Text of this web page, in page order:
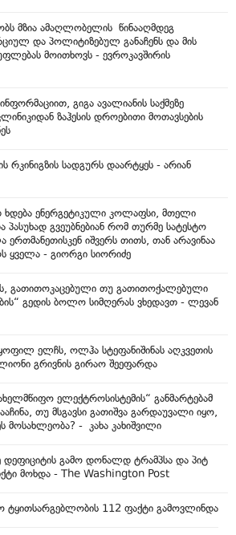
მზია ამაღლობელის წინააღმდეგ
და პოლიტიზებულ განაჩენს და მის
მოითხოვს - ევროკავშირის
გიგა ავალიანის საქმეზე
ზაჰესის დროებითი მოთავსების
რკინიგზის სადგურს დაარტყეს - არიან
ხდება ენერგეტიკული კოლაფსი, მთელი
გვეუბნებიან რომ თურმე სატესტო
ერთმანეთისკენ იშვერს თითს, თან არავინაა
ყველა - გიორგი სიორიძე
გათითოკაცებული თუ გათითოქალებული
გედის ბოლო სიმღერას ვხედავთ - ლევან
ყოფილ ელჩს, ოლჰა სტეფანიშინას აღკვეთის
გრივნის გირაო შეეფარდა
ელექტროსისტემის“ განმარტებამ
თუ მსგავსი გათიშვა გარდაუვალი იყო,
- კახა კახიშვილი
დეფიციტის გამო დონალდ ტრამპსა და პიტ
მოხდა - The Washington Post
ტყითსარგებლობის 112 ფაქტი გამოვლინდა